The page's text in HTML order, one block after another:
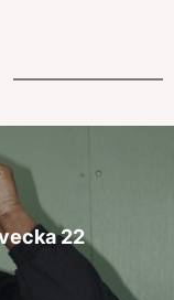
22